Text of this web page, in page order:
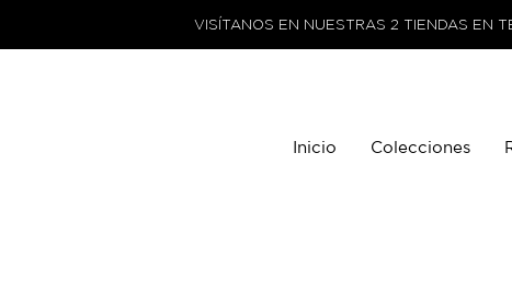
VISÍTANOS EN NUESTRAS 2 TIENDAS EN
Inicio Colecciones